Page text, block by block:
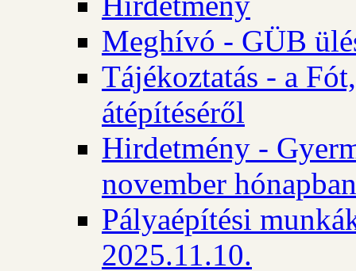
Meghívó - GÜB
Tájékoztatás - a
átépítéséről
Hirdetmény -
november hónapban
Pályaépítési
2025.11.10.